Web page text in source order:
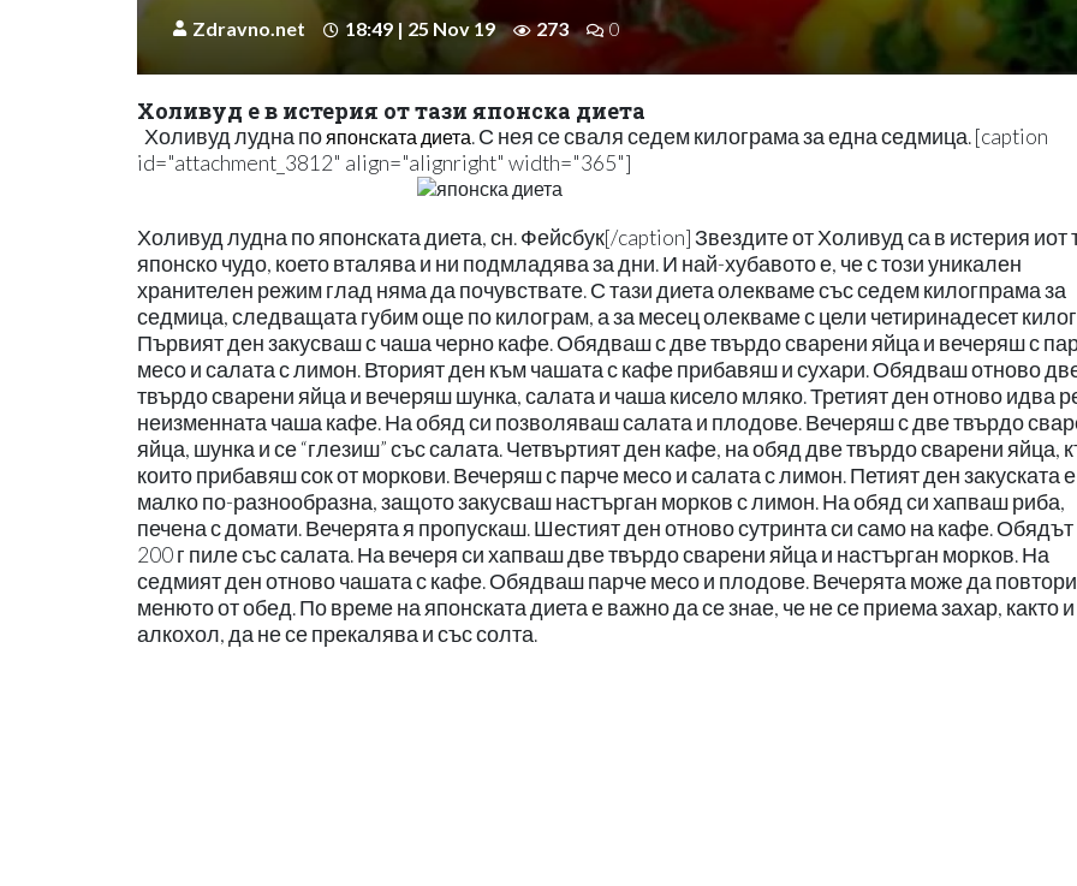
Zdravno.net 18:49 | 25 Nov 19 273 0
Холивуд е в истерия от тази японска диета
Холивуд лудна по японската диета. С нея се сваля седем килограма за една седмица. [caption
id="attachment_3812" align="alignright" width="365"]
Холивуд лудна по японската диета, сн. Фейсбук[/caption] Звездите от Холивуд са в истерия иот
японско чудо, което вталява и ни подмладява за дни. И най-хубавото е, че с този уникален
хранителен режим глад няма да почувствате. С тази диета олекваме със седем килогпрама за
седмица, следващата губим още по килограм, а за месец олекваме с цели четиринадесет
Първият ден закусваш с чаша черно кафе. Обядваш с две твърдо сварени яйца и вечеряш с
месо и салата с лимон. Вторият ден към чашата с кафе прибавяш и сухари. Обядваш отново
твърдо сварени яйца и вечеряш шунка, салата и чаша кисело мляко. Третият ден отново идва
неизменната чаша кафе. На обяд си позволяваш салата и плодове. Вечеряш с две твърдо
яйца, шунка и се “глезиш” със салата. Четвъртият ден кафе, на обяд две твърдо сварени яйца,
които прибавяш сок от моркови. Вечеряш с парче месо и салата с лимон. Петият ден закуската е
малко по-разнообразна, защото закусваш настърган морков с лимон. На обяд си хапваш риба,
печена с домати. Вечерята я пропускаш. Шестият ден отново сутринта си само на кафе. Обядът
200 г пиле със салата. На вечеря си хапваш две твърдо сварени яйца и настърган морков. На
седмият ден отново чашата с кафе. Обядваш парче месо и плодове. Вечерята може да
менюто от обед. По време на японската диета е важно да се знае, че не се приема захар, както и
алкохол, да не се прекалява и със солта.